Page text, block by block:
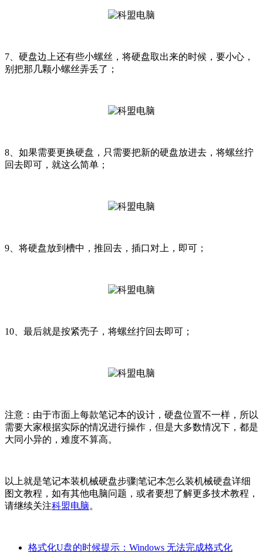
7、硬盘边上还有些小螺丝，将硬盘取出来的时候，要小心，
别把那几颗小螺丝弄丢了；
8、如果需要更换硬盘，只需要把新的硬盘放进去，将螺丝拧
回去即可，就这么简单；
9、将硬盘放到槽中，推回去，插口对上，即可；
10、最后就是按紧壳子，将螺丝拧回去即可；
注意：由于市面上每款笔记本的设计，硬盘位置不一样，所以
需要大家根据实际的情况进行操作，但是大多数情况下，都是
大同小异的，难度不算高。
以上就是笔记本装机械硬盘步骤|笔记本怎么装机械硬盘详细
图文教程 ，如有其他电脑问题，或者要想了解更多技术教程，
请继续关注科盟电脑。
格式化U盘的时候提示：Windows 无法完成格式化